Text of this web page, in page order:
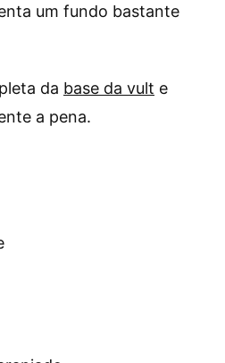
um fundo bastante
da base da vult e
a pena.